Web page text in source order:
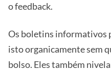
o feedback.
Os boletins informativos
isto organicamente sem
bolso. Eles também